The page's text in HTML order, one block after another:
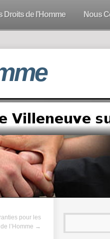
Droits de l’Homme Nous
pour les
l’Homme →